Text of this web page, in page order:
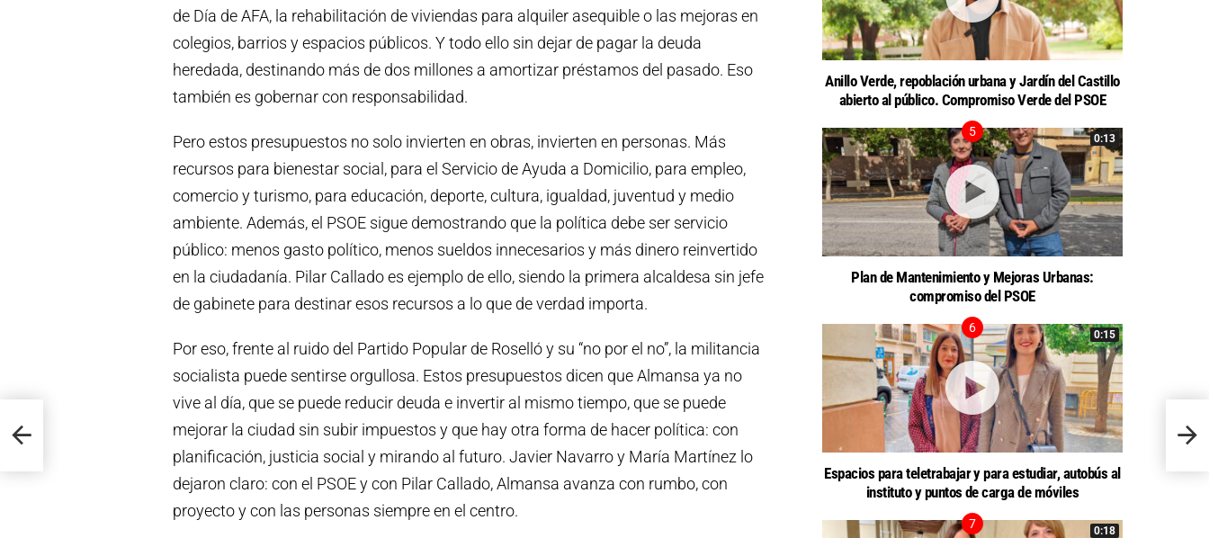
de Día de AFA, la rehabilitación de viviendas para alquiler asequible o las mejoras en
colegios, barrios y espacios públicos. Y todo ello sin dejar de pagar la deuda
heredada, destinando más de dos millones a amortizar préstamos del pasado. Eso
también es gobernar con responsabilidad.
Pero estos presupuestos no solo invierten en obras, invierten en personas. Más
recursos para bienestar social, para el Servicio de Ayuda a Domicilio, para empleo,
comercio y turismo, para educación, deporte, cultura, igualdad, juventud y medio
ambiente. Además, el PSOE sigue demostrando que la política debe ser servicio
público: menos gasto político, menos sueldos innecesarios y más dinero reinvertido
en la ciudadanía. Pilar Callado es ejemplo de ello, siendo la primera alcaldesa sin jefe
de gabinete para destinar esos recursos a lo que de verdad importa.
Por eso, frente al ruido del Partido Popular de Roselló y su “no por el no”, la militancia
socialista puede sentirse orgullosa. Estos presupuestos dicen que Almansa ya no
vive al día, que se puede reducir deuda e invertir al mismo tiempo, que se puede
mejorar la ciudad sin subir impuestos y que hay otra forma de hacer política: con
planificación, justicia social y mirando al futuro. Javier Navarro y María Martínez lo
dejaron claro: con el PSOE y con Pilar Callado, Almansa avanza con rumbo, con
proyecto y con las personas siempre en el centro.
Anillo Verde, repoblación urbana y Jardín del Castillo
abierto al público. Compromiso Verde del PSOE
0:13
Plan de Mantenimiento y Mejoras Urbanas:
compromiso del PSOE
0:15
Espacios para teletrabajar y para estudiar, autobús al
instituto y puntos de carga de móviles
0:18